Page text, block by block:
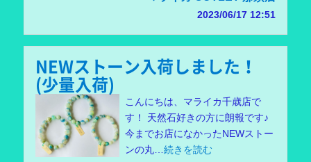
2023/06/17 12:51
NEWストーン入荷しました！
(少量入荷)
こんにちは、マライカ千歳店で
す！ 天然石好きの方に朗報です♪
今までお店になかったNEWストー
ンの丸…続きを読む